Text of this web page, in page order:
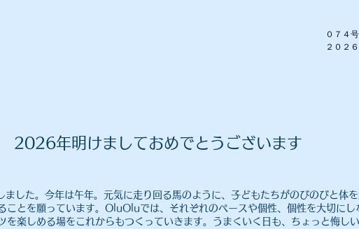
０７４号
２０２
​2026年明けましておめでとうございます
した。今年は午年。元気に走り回る馬のように、子どもたちがのびのびと体
ことを願っています。OluOluでは、それぞれのペースや個性、個性を大切にし
を楽しめる場をこれからもつくっていきます。うまくいく日も、ちょっと悔し